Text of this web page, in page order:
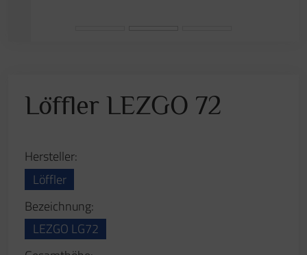
Gesamttiefe:
Beschreibung:
Patentierte ERGO TOP®-Technologie mit rundum
beweglicher Sitzfl äche (ähnliches Sitzen wie auf
einem Gymnastikball). Synchronmechanik mit
Sitztiefenverstellung.